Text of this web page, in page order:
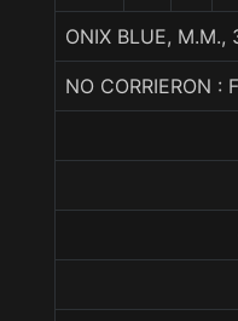
ONIX BLUE, M.M.,
NO CORRIERON :